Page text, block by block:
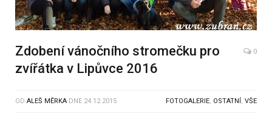
Zdobení vánočního stromečku pro
zvířátka v Lipůvce 2016
0
OD ALEŠ MĚRKA DNE 24.12.2015 FOTOGALERIE, OSTATNÍ, VŠE